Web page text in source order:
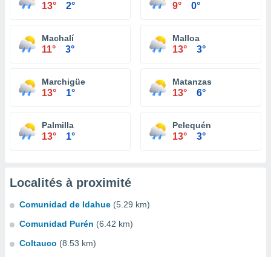
13° 2° 9° 0°
Machalí
11° 3°
Malloa
13° 3°
Marchigüe
13° 1°
Matanzas
13° 6°
Palmilla
13° 1°
Pelequén
13° 3°
Localités à proximité
Comunidad de Idahue (5.29 km)
Comunidad Purén (6.42 km)
Coltauco (8.53 km)